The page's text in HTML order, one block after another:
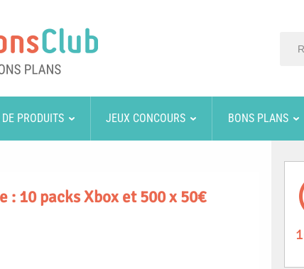
PRODUITS JEUX CONCOURS BONS PLANS
: 10 packs Xbox et 500 x 50€